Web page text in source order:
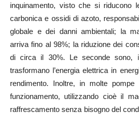
inquinamento, visto che si riducono
carbonica e ossidi di azoto,
globale e dei danni ambientali; la
arriva fino al 98%; la riduzione dei
di circa il 30%. Le seconde sono,
trasformano l’energia elettrica in
rendimento. Inoltre, in molte
funzionamento, utilizzando cioè il
raffrescamento senza bisogno del